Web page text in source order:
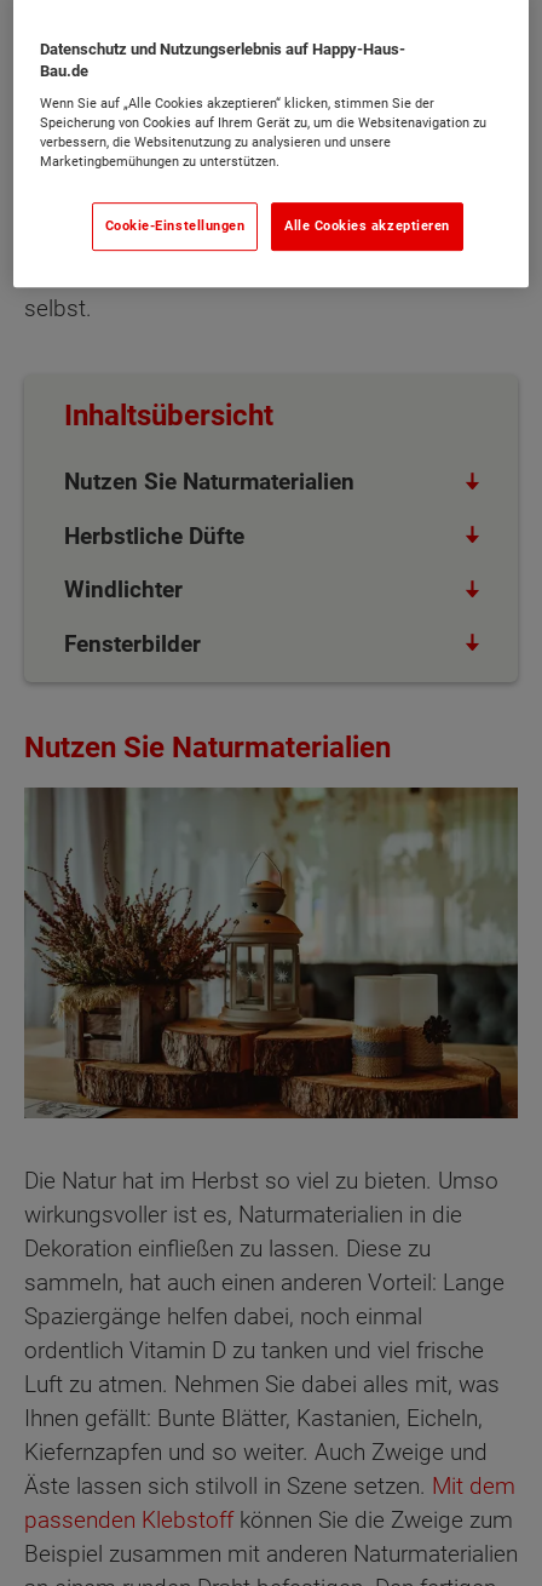
besonders großen Platz im Alltag einnehmen.
Auch die Wohnung wird herbstlich dekoriert und
hergerichtet. Dekorationen in den passenden
Farben können die Wirkung eines Raumes
grundlegend verändern. Dabei müssen Sie keine
Unsummen im Möbelhaus ausgeben. Mit den
folgenden Tipps machen Sie Ihre
selbst.
Inhaltsübersicht
Nutzen Sie Naturmaterialien
Herbstliche Düfte
Windlichter
Fensterbilder
Nutzen Sie Naturmaterialien
Die Natur hat im Herbst so viel zu bieten. Umso
wirkungsvoller ist es, Naturmaterialien in die
Dekoration einfließen zu lassen. Diese zu
sammeln, hat auch einen anderen Vorteil: Lange
Spaziergänge helfen dabei, noch einmal
ordentlich Vitamin D zu tanken und viel frische
Luft zu atmen. Nehmen Sie dabei alles mit, was
Ihnen gefällt: Bunte Blätter, Kastanien, Eicheln,
Kiefernzapfen und so weiter. Auch Zweige und
Äste lassen sich stilvoll in Szene setzen. Mit dem
passenden Klebstoffkönnen Sie die Zweige zum
Beispiel zusammen mit anderen Naturmaterialien
Datenschutz und Nutzungserlebnis auf Happy-Haus-
Bau.de
Wenn Sie auf „Alle Cookies akzeptieren“ klicken, stimmen Sie der
Speicherung von Cookies auf Ihrem Gerät zu, um die Websitenavigation zu
verbessern, die Websitenutzung zu analysieren und unsere
Marketingbemühungen zu unterstützen.
Cookie-Einstellungen Alle Cookies akzeptieren